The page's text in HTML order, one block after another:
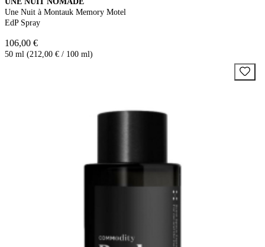
Une Nuit à Montauk Memory Motel
EdP Spray
106,00 €
50 ml (212,00 € / 100 ml)